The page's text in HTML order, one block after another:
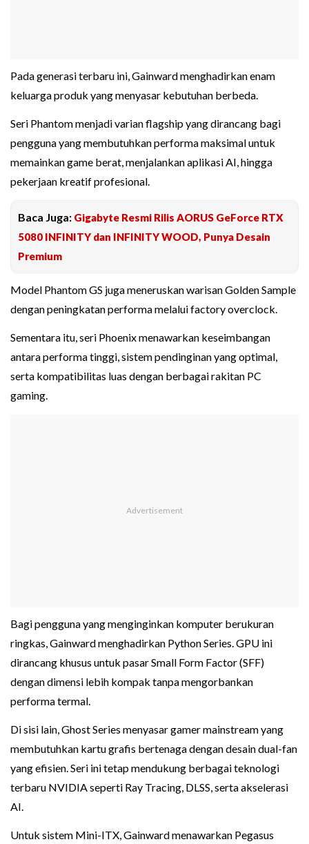
Pada generasi terbaru ini, Gainward menghadirkan enam
keluarga produk yang menyasar kebutuhan berbeda.
Seri Phantom menjadi varian flagship yang dirancang bagi
pengguna yang membutuhkan performa maksimal untuk
memainkan game berat, menjalankan aplikasi AI, hingga
pekerjaan kreatif profesional.
Baca Juga: Gigabyte Resmi Rilis AORUS GeForce RTX
5080 INFINITY dan INFINITY WOOD, Punya Desain
Premium
Model Phantom GS juga meneruskan warisan Golden Sample
dengan peningkatan performa melalui factory overclock.
Sementara itu, seri Phoenix menawarkan keseimbangan
antara performa tinggi, sistem pendinginan yang optimal,
serta kompatibilitas luas dengan berbagai rakitan PC
gaming.
Bagi pengguna yang menginginkan komputer berukuran
ringkas, Gainward menghadirkan Python Series. GPU ini
dirancang khusus untuk pasar Small Form Factor (SFF)
dengan dimensi lebih kompak tanpa mengorbankan
performa termal.
Di sisi lain, Ghost Series menyasar gamer mainstream yang
membutuhkan kartu grafis bertenaga dengan desain dual-fan
yang efisien. Seri ini tetap mendukung berbagai teknologi
terbaru NVIDIA seperti Ray Tracing, DLSS, serta akselerasi
AI.
Untuk sistem Mini-ITX, Gainward menawarkan Pegasus